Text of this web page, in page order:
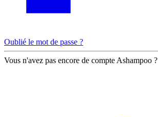
Oublié le mot de passe ?
Vous n'avez pas encore de compte Ashampoo ?